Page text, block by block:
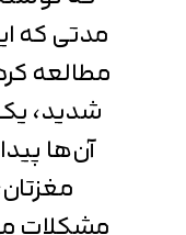
مدتی که
مطالعه
شدید،
آن‌ها